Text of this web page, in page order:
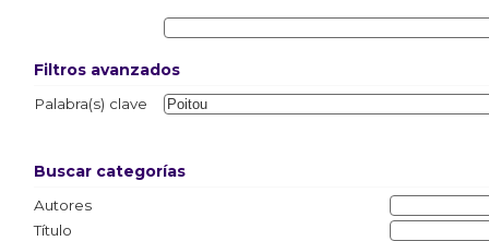
Filtros avanzados
Palabra(s) clave
Buscar categorías
Autores
Título